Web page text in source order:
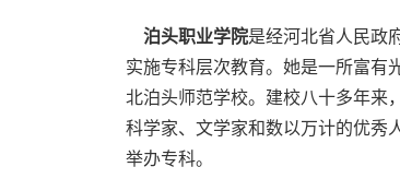
泊头职业学院是经河北省人民政
实施专科层次教育。她是一所富有
北泊头师范学校。建校八十多年来
科学家、文学家和数以万计的优秀
举办专科。